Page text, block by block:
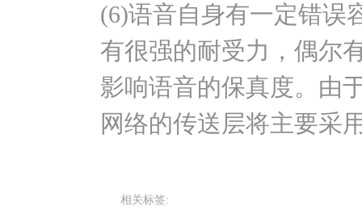
(6)语音自身有一定错误
有很强的耐受力，偶尔
影响语音的保真度。由
网络的传送层将主要采
相关标签: